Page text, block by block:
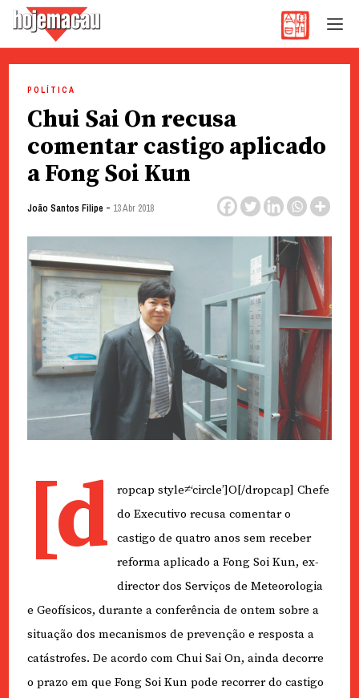
content
POLÍTICA
Chui Sai On recusa
comentar castigo aplicado
a Fong Soi Kun
João Santos Filipe - 13 Abr 2018
[d
ropcap style≠‘circle’]O[/dropcap] Chefe
do Executivo recusa comentar o
castigo de quatro anos sem receber
reforma aplicado a Fong Soi Kun, ex-
director dos Serviços de Meteorologia
e Geofísicos, durante a conferência de ontem sobre a
situação dos mecanismos de prevenção e resposta a
catástrofes. De acordo com Chui Sai On, ainda decorre
o prazo em que Fong Soi Kun pode recorrer do castigo